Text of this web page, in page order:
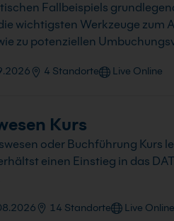
Fallbeispiels
wichtigsten Werkzeuge zum
zu potenziellen
4 Standorte Live Online
Kurs
oder Buchführung Kurs
einen Einstieg in das
14 Standorte Live Online